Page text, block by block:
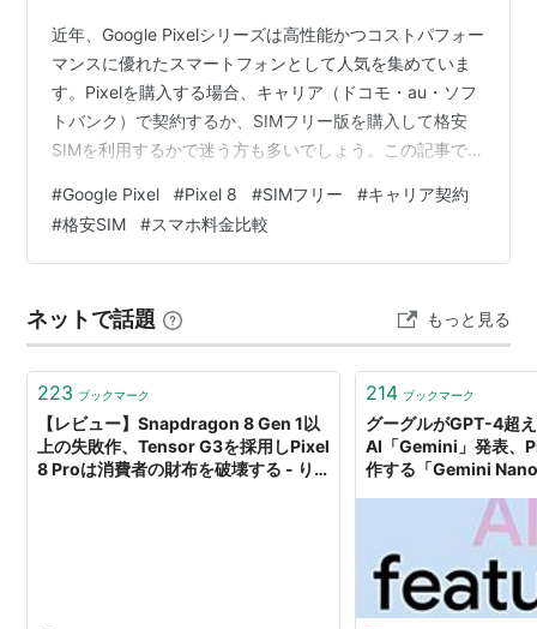
近年、Google Pixelシリーズは高性能かつコストパフォー
マンスに優れたスマートフォンとして人気を集めていま
す。Pixelを購入する場合、キャリア（ドコモ・au・ソフ
トバンク）で契約するか、SIMフリー版を購入して格安
SIMを利用するかで迷う方も多いでしょう。この記事で
点から徹底比較し、あなたに最適な選択肢を解説しま
す。 1. 本体価格の比較 キャリア版Pixelの本体価格 キャ
リアでPixelを購入する場合、分割払いが利用できるた
入プログラム」を活用すれば、一定期間使用後に端末を
返却する…
#Google Pixel #Pixel 8 #SIMフリー #キャリア契約
#格安SIM #スマホ料金比較
ネットで話題 もっと見る
223 ブックマーク
【レビュー】Snapdragon 8 Gen 1以
上の失敗作、Tensor G3を採用しPixel
8 Proは消費者の財布を破壊する - り
214 ブックマーク
グーグルがGPT-4超
AI「Gemini」発表、
作する「Gemini